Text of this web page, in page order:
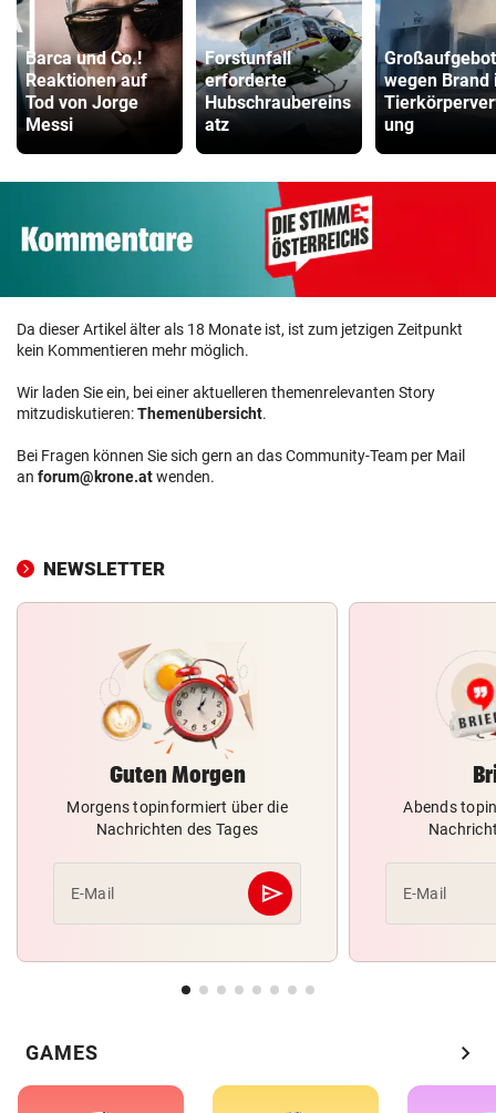
Barca und Co.!
Reaktionen auf
Tod von Jorge
Messi
Forstunfall
erforderte
Hubschraubereins
atz
Großaufgebot
wegen Brand
ung
Da dieser Artikel älter als 18 Monate ist, ist zum jetzigen Zeitpunkt
kein Kommentieren mehr möglich.
Wir laden Sie ein, bei einer aktuelleren themenrelevanten Story
mitzudiskutieren:Themenübersicht.
Bei Fragen können Sie sich gern an das Community-Team per Mail
an forum@krone.atwenden.
NEWSLETTER
Guten Morgen
Morgens topinformiert über die
Nachrichten des Tages
E-Mail send
Abschicken
Abends
E-Mail
GAMES chevron_right